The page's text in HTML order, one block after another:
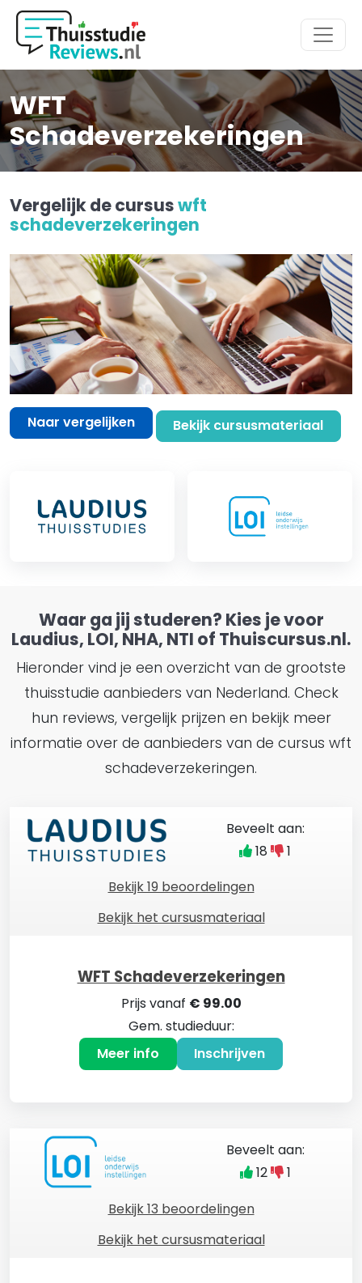
Hoofdmenu
WFT
Schadeverzekeringen
Vergelijk de cursuswft
schadeverzekeringen
Naar vergelijken Bekijk cursusmateriaal
Waar ga jij studeren? Kies je voor
Laudius, LOI, NHA, NTI of Thuiscursus.nl.
Hieronder vind je een overzicht van de grootste
thuisstudie aanbieders van Nederland. Check
hun reviews, vergelijk prijzen en bekijk meer
informatie over de aanbieders van de cursus wft
schadeverzekeringen.
Bekijk 19 beoordelingen
Beveelt aan:
18
1
Bekijk het cursusmateriaal
WFT Schadeverzekeringen
Prijs vanaf € 99.00
Gem. studieduur:
Meer info
Inschrijven
Bekijk 13 beoordelingen
Beveelt aan:
12
1
Bekijk het cursusmateriaal